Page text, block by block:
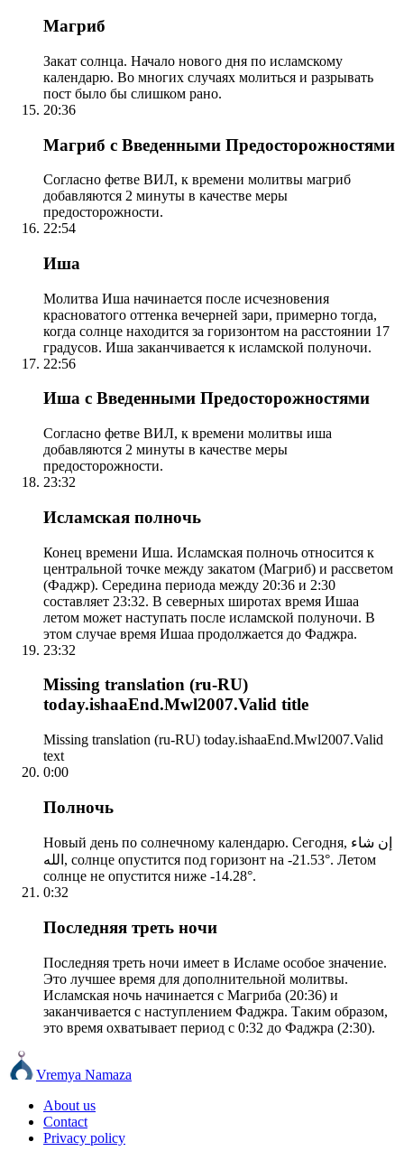
Магриб
Закат солнца. Начало нового дня по исламскому
календарю. Во многих случаях молиться и разрывать
пост было бы слишком рано.
20:36
Магриб с Введенными Предосторожностями
Согласно фетве ВИЛ, к времени молитвы магриб
добавляются 2 минуты в качестве меры
предосторожности.
22:54
Иша
Молитва Иша начинается после исчезновения
красноватого оттенка вечерней зари, примерно тогда,
когда солнце находится за горизонтом на расстоянии 17
градусов. Иша заканчивается к исламской полуночи.
22:56
Иша с Введенными Предосторожностями
Согласно фетве ВИЛ, к времени молитвы иша
добавляются 2 минуты в качестве меры
предосторожности.
23:32
Исламская полночь
Конец времени Иша. Исламская полночь относится к
центральной точке между закатом (Магриб) и рассветом
(Фаджр). Середина периода между 20:36 и 2:30
составляет 23:32. В северных широтах время Ишаа
летом может наступать после исламской полуночи. В
этом случае время Ишаа продолжается до Фаджра.
23:32
Missing translation (ru-RU)
today.ishaaEnd.Mwl2007.Valid title
Missing translation (ru-RU) today.ishaaEnd.Mwl2007.Valid
text
0:00
Полночь
Новый день по солнечному календарю. Сегодня, إن شاء
الله, солнце опустится под горизонт на -21.53°. Летом
солнце не опустится ниже -14.28°.
0:32
Последняя треть ночи
Последняя треть ночи имеет в Исламе особое значение.
Это лучшее время для дополнительной молитвы.
Исламская ночь начинается с Магриба (20:36) и
заканчивается с наступлением Фаджра. Таким образом,
это время охватывает период с 0:32 до Фаджра (2:30).
Vremya Namaza
About us
Contact
Privacy policy